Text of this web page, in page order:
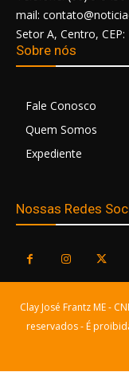
mail:
Setor A, Centro,
Sobre nós
Fale Conosco
Quem Somos
Expediente
Nossas Redes
Clay José Frantz ME -
reservados - É